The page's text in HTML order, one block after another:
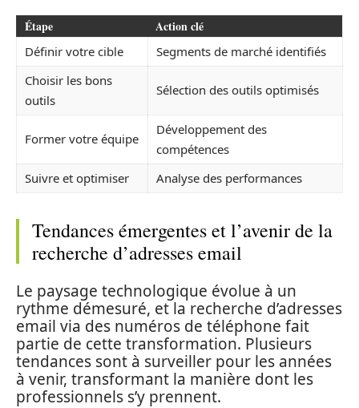
Étape Action clé
Définir votre cible
Segments de marché identifiés
Choisir les bons
outils
Sélection des outils optimisés
Former votre équipe
Développement des
compétences
Suivre et optimiser
Analyse des performances
Tendances émergentes et l’avenir de la
recherche d’adresses email
Le paysage technologique évolue à un
rythme démesuré, et la recherche d’adresses
email via des numéros de téléphone fait
partie de cette transformation. Plusieurs
tendances sont à surveiller pour les années
à venir, transformant la manière dont les
professionnels s’y prennent.